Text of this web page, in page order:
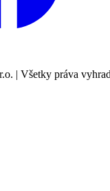
| Všetky práva